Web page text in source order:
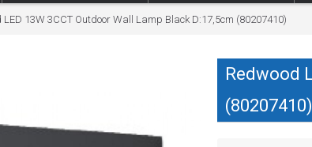
LED 13W 3CCT Outdoor Wall Lamp Black D:17,5cm (80207410)
Redwood
(80207410)